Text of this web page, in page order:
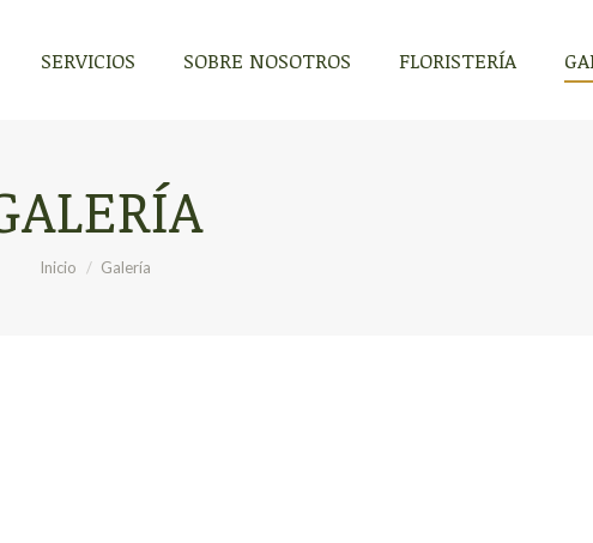
SERVICIOS SOBRE NOSOTROS FLORISTERÍA
Estás aquí:
Inicio Galería